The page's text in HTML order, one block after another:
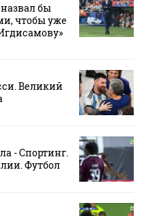
бы
чтобы уже
Великий
- Спортинг.
Футбол